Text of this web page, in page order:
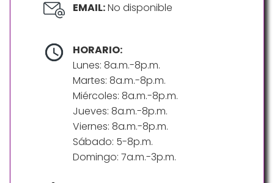
EMAIL:No disponible
HORARIO:
Lunes: 8a.m.-8p.m.
Martes: 8a.m.-8p.m.
Miércoles: 8a.m.-8p.m.
Jueves: 8a.m.-8p.m.
Viernes: 8a.m.-8p.m.
Sábado: 5-8p.m.
Domingo: 7a.m.-3p.m.